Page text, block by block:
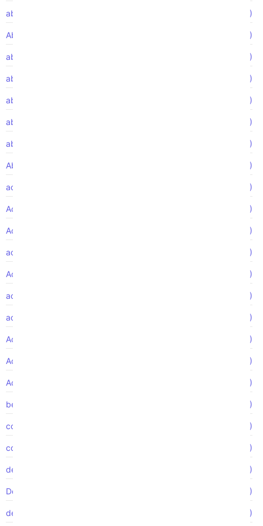
abogado de accidentes de construcción (1)
Abogado de accidentes de motocicleta (1)
abogado de despido injustificado (4)
abogado de discriminación (1)
abogado de discriminación laboral (3)
abogado de lesiones personales de (6)
abogado FMLA (1)
Abuso de ancianos (2)
accidente de autobus (1)
Accidente de autobús (1)
Accidente de camión (1)
accidente de camion (2)
Accidente de motocicleta (2)
accidentes camiones (1)
acción de clase (2)
Acoso de género (1)
Acoso laboral (2)
Acoso sexual (4)
beneficios de la compensación laboral (1)
con el tiempo (1)
construction accidents (1)
de accidentes de construcción (1)
Demanda colectiva (1)
demanda FMLA (1)